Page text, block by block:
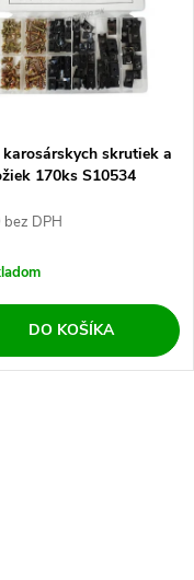
karosárskych skrutiek a
170ks S10534
DPH
DO KOŠÍKA